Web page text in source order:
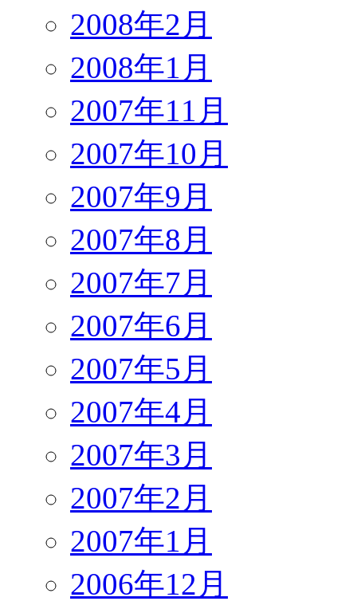
2008年2月
2008年1月
2007年11月
2007年10月
2007年9月
2007年8月
2007年7月
2007年6月
2007年5月
2007年4月
2007年3月
2007年2月
2007年1月
2006年12月